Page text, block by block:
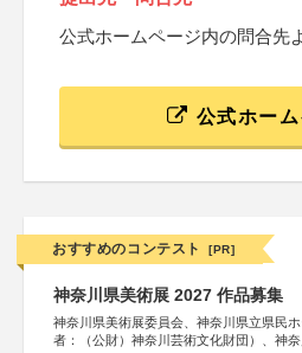
公式ホームページ内の問合先
公式ホー
おすすめのコンテスト [PR]
神奈川県美術展 2027 作品募集
神奈川県美術展委員会、神奈川県立県民
者：（公財）神奈川芸術文化財団）、神